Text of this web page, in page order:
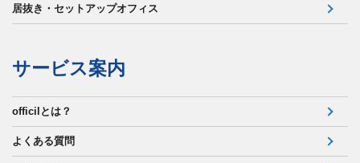
居抜き・セットアップオフィス
サービス案内
officilとは？
よくある質問